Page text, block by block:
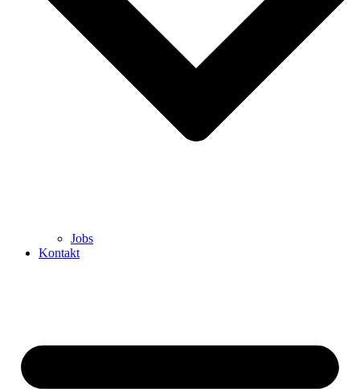
Jobs
Kontakt